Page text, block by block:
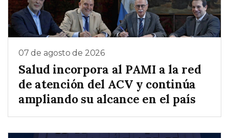
07 de agosto de 2026
Salud incorpora al PAMI a la red
de atención del ACV y continúa
ampliando su alcance en el país